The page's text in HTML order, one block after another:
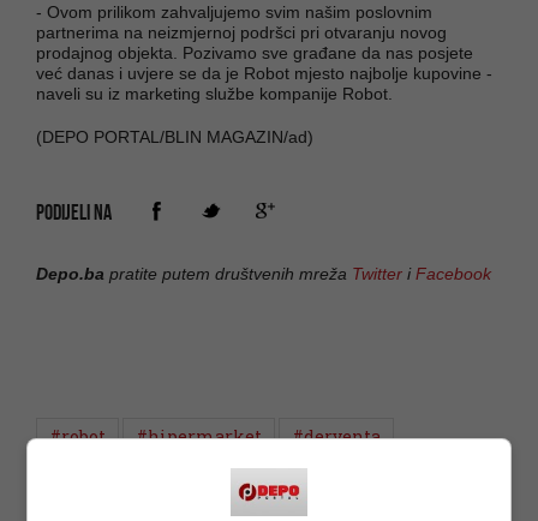
- Ovom prilikom zahvaljujemo svim našim poslovnim
partnerima na neizmjernoj podršci pri otvaranju novog
prodajnog objekta. Pozivamo sve građane da nas posjete
već danas i uvjere se da je Robot mjesto najbolje kupovine -
naveli su iz marketing službe kompanije Robot.
(DEPO PORTAL/BLIN MAGAZIN/ad)
PODIJELI NA
Depo.ba pratite putem društvenih mreža Twitter iFacebook
#robot #hipermarket
#derventa
#kompanija #kupovina